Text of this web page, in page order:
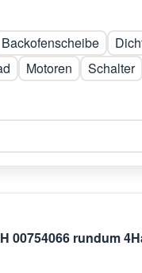
Backofenscheibe
Motoren Schalter
00754066 rundum